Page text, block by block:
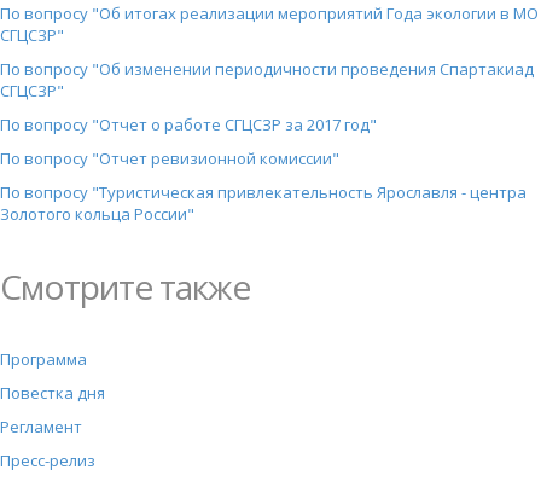
По вопросу "Об итогах реализации мероприятий Года экологии в МО
СГЦСЗР"
По вопросу "Об изменении периодичности проведения Спартакиад
СГЦСЗР"
По вопросу "Отчет о работе СГЦСЗР за 2017 год"
По вопросу "Отчет ревизионной комиссии"
По вопросу "Туристическая привлекательность Ярославля - центра
Золотого кольца России"
Смотрите также
Программа
Повестка дня
Регламент
Пресс-релиз